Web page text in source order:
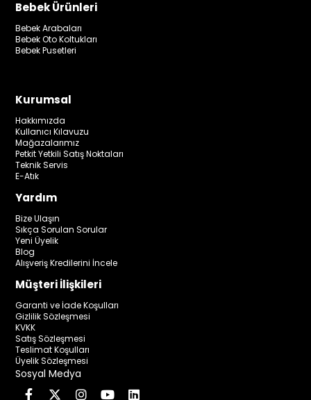
Bebek Ürünleri
Bebek Arabaları
Bebek Oto Koltukları
Bebek Pusetleri
Kurumsal
Hakkımızda
Kullanıcı Kılavuzu
Mağazalarımız
Petkit Yetkili Satış Noktaları
Teknik Servis
E-Atık
Yardım
Bize Ulaşın
Sıkça Sorulan Sorular
Yeni Üyelik
Blog
Alışveriş Kredilerini İncele
Müşteri İlişkileri
Garanti ve İade Koşulları
Gizlilik Sözleşmesi
KVKK
Satış Sözleşmesi
Teslimat Koşulları
Üyelik Sözleşmesi
Sosyal Medya